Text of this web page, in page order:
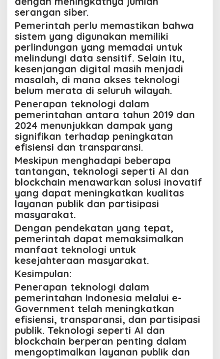
serangan siber.
Pemerintah perlu memastikan bahwa
sistem yang digunakan memiliki
perlindungan yang memadai untuk
melindungi data sensitif. Selain itu,
kesenjangan digital masih menjadi
masalah, di mana akses teknologi
belum merata di seluruh wilayah.
Penerapan teknologi dalam
pemerintahan antara tahun 2019 dan
2024 menunjukkan dampak yang
signifikan terhadap peningkatan
efisiensi dan transparansi.
Meskipun menghadapi beberapa
tantangan, teknologi seperti AI dan
blockchain menawarkan solusi inovatif
yang dapat meningkatkan kualitas
layanan publik dan partisipasi
masyarakat.
Dengan pendekatan yang tepat,
pemerintah dapat memaksimalkan
manfaat teknologi untuk
kesejahteraan masyarakat.
Kesimpulan:
Penerapan teknologi dalam
pemerintahan Indonesia melalui e-
Government telah meningkatkan
efisiensi, transparansi, dan partisipasi
publik. Teknologi seperti AI dan
blockchain berperan penting dalam
mengoptimalkan layanan publik dan